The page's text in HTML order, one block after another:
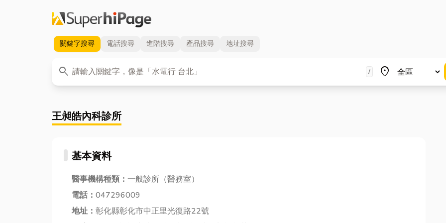
關鍵字搜尋 電話搜尋 進階搜尋 產品搜尋 地址搜尋
search
關鍵字 / place
地區
王昶皓內科診所
基本資料
醫事機構種類： 一般診所（醫務室）
電話： 047296009
地址： 彰化縣彰化市中正里光復路22號